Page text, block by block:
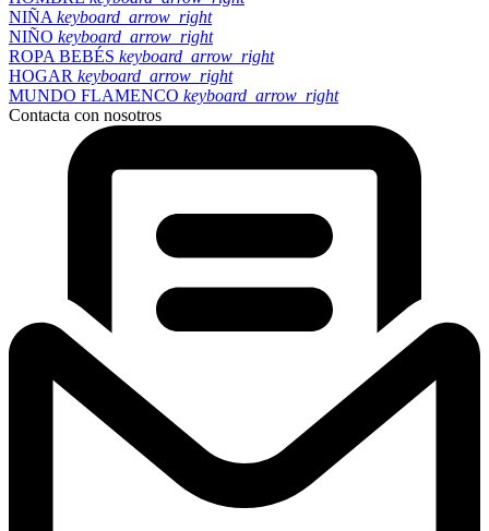
NIÑA keyboard_arrow_right
NIÑO keyboard_arrow_right
ROPA BEBÉS keyboard_arrow_right
HOGAR keyboard_arrow_right
MUNDO FLAMENCO keyboard_arrow_right
Contacta con nosotros